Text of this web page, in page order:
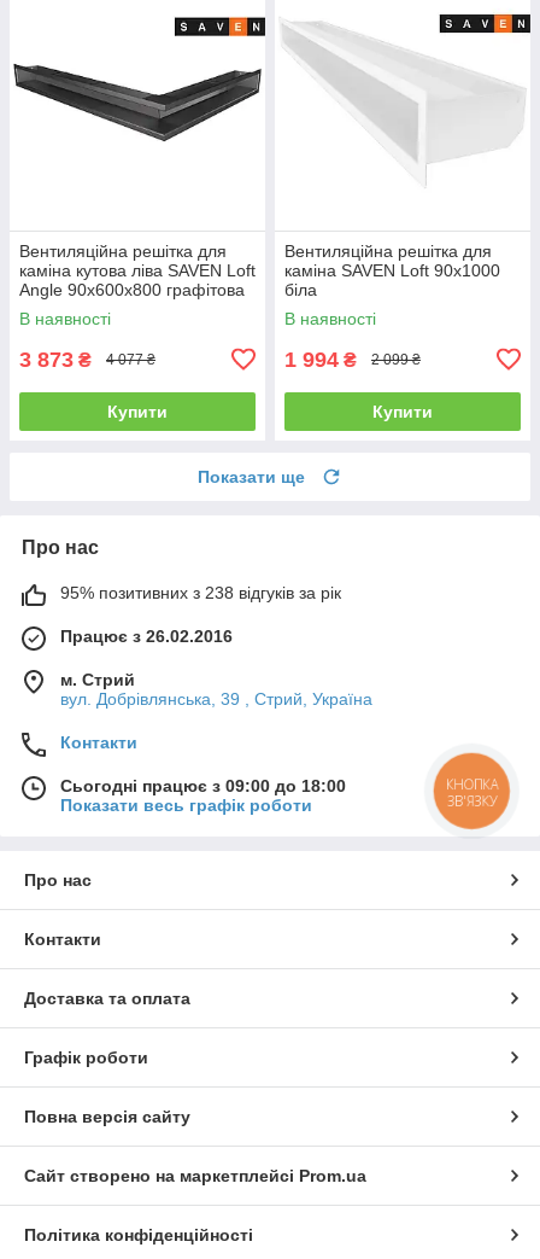
Вентиляційна решітка для
каміна кутова ліва SAVEN Loft
Angle 90х600х800 графітова
В наявності
3 873 ₴ 4 077 ₴
Купити
Вентиляційна решітка для
каміна SAVEN Loft 90х1000
біла
В наявності
1 994 ₴ 2 099 ₴
Купити
Показати ще
Про нас
95% позитивних з 238 відгуків за рік
Працює з 26.02.2016
м. Стрий
вул. Добрівлянська, 39 , Стрий, Україна
Контакти
Сьогодні працює з 09:00 до 18:00
Показати весь графік роботи
Про нас
Контакти
Доставка та оплата
Графік роботи
Повна версія сайту
Сайт створено на маркетплейсі Prom.ua
Політика конфіденційності
КНОПКА
ЗВ'ЯЗКУ